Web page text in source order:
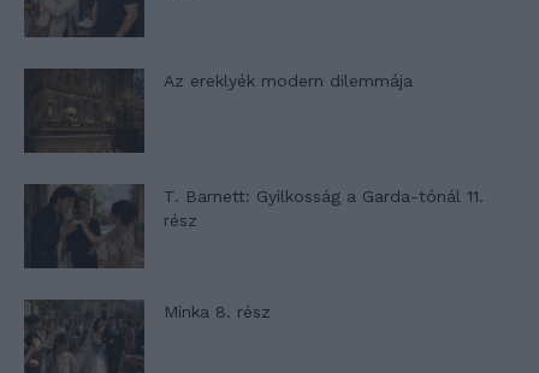
Az ereklyék modern dilemmája
T. Barnett: Gyilkosság a Garda-tónál 11.
rész
Minka 8. rész